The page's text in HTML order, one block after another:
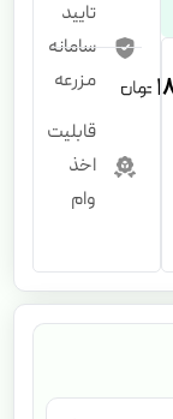
تایید
سامانه
مزرعه
قابلیت
اخذ
وام